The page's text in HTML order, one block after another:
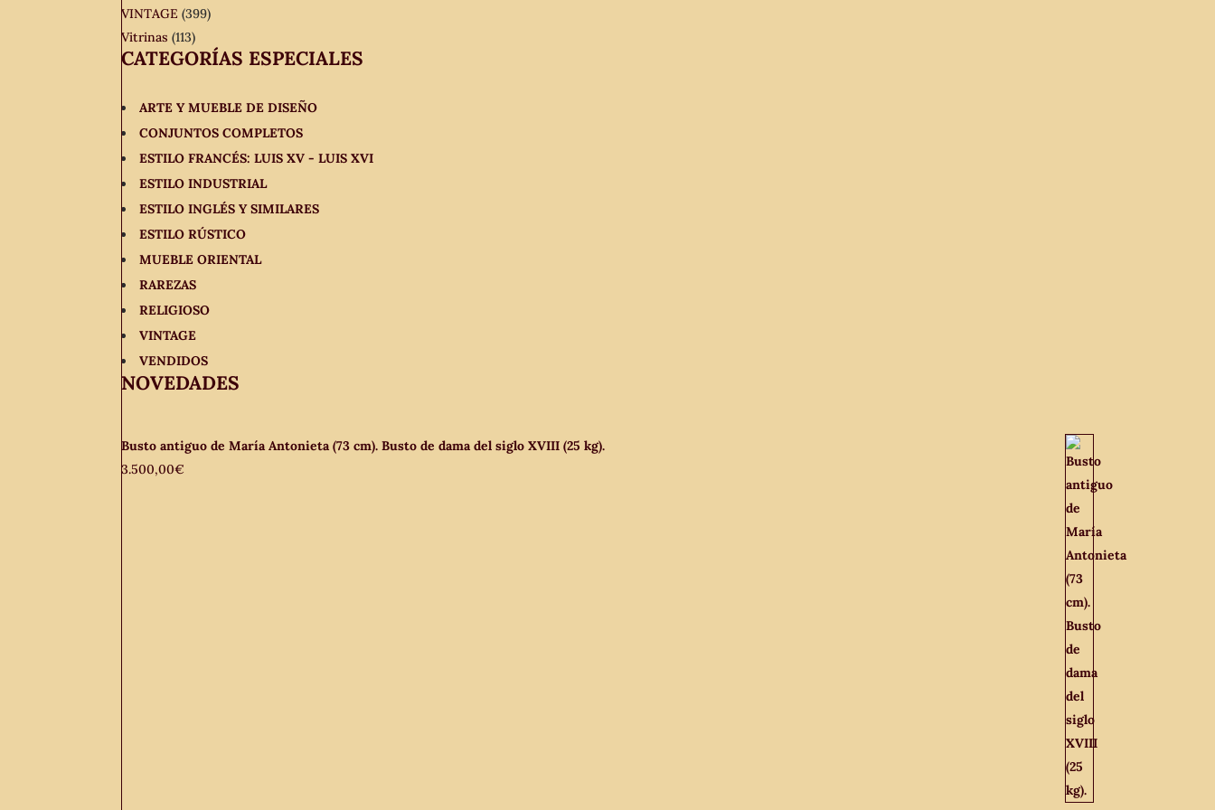
VINTAGE (399)
Vitrinas (113)
CATEGORÍAS ESPECIALES
ARTE Y MUEBLE DE DISEÑO
CONJUNTOS COMPLETOS
ESTILO FRANCÉS: LUIS XV - LUIS XVI
ESTILO INDUSTRIAL
ESTILO INGLÉS Y SIMILARES
ESTILO RÚSTICO
MUEBLE ORIENTAL
RAREZAS
RELIGIOSO
VINTAGE
VENDIDOS
NOVEDADES
Busto antiguo de María Antonieta (73 cm). Busto de dama del siglo XVIII (25 kg).
3.500,00€